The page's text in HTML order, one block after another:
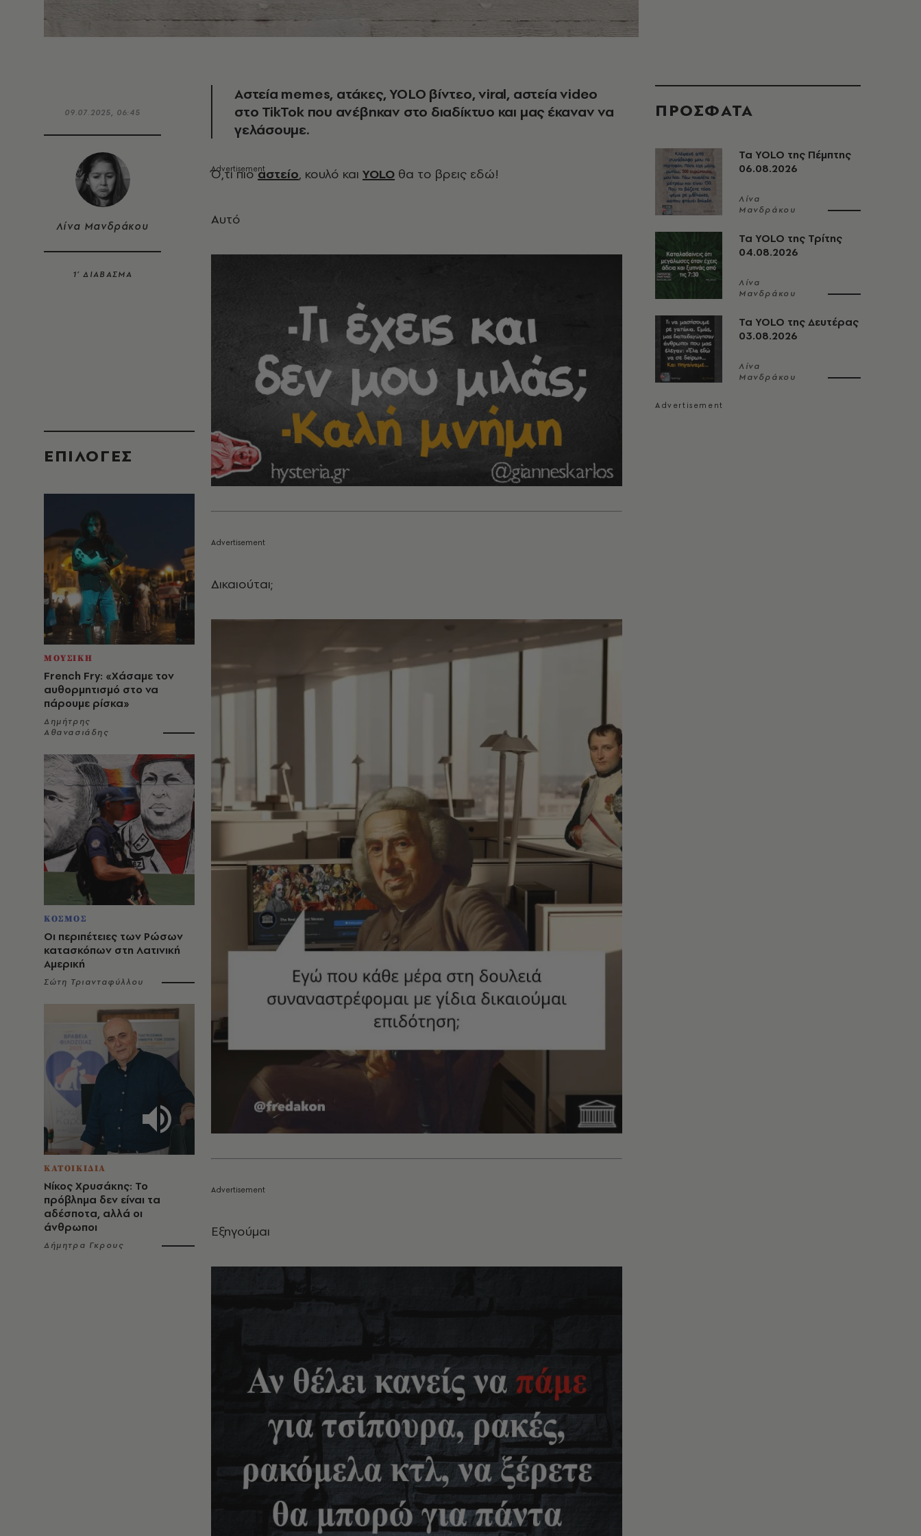
09.07.2025, 06:45
Λίνα Μανδράκου
1’ ΔΙΑΒΑΣΜΑ
EΠΙΛΟΓΈΣ
ΜΟΥΣΙΚΗ
French Fry: «Χάσαμε τον
αυθορμητισμό στο να
πάρουμε ρίσκα»
Δημήτρης
Αθανασιάδης
ΚΟΣΜΟΣ
Οι περιπέτειες των Ρώσων
κατασκόπων στη Λατινική
Αμερική
Σώτη Τριανταφύλλου
ΚΑΤΟΙΚΙΔΙΑ
Νίκος Χρυσάκης: Το
πρόβλημα δεν είναι τα
αδέσποτα, αλλά οι
άνθρωποι
Δήμητρα Γκρους
Αστεία memes, ατάκες, YOLO βίντεο, viral, αστεία video
στο TikTok που ανέβηκαν στο διαδίκτυο και μας έκαναν να
γελάσουμε.
Ό,τι πιοαστείο, κουλό και YOLO θα το βρεις εδώ!
Αυτό
Δικαιούται;
Εξηγούμαι
ΠΡΟΣΦΑΤΑ
Τα YOLO της Πέμπτης
06.08.2026
Λίνα
Μανδράκου
Τα YOLO της Τρίτης
04.08.2026
Λίνα
Μανδράκου
Τα YOLO της Δευτέρας
03.08.2026
Λίνα
Μανδράκου